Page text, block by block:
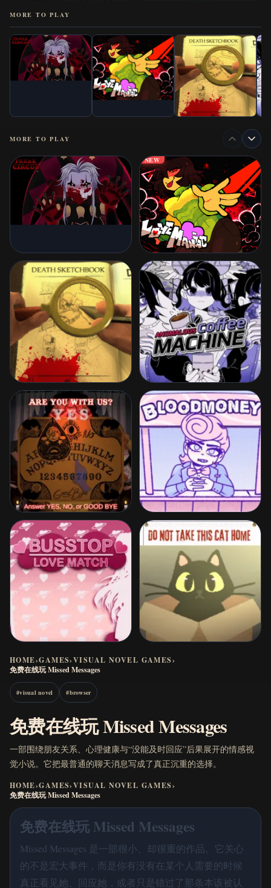
MORE TO PLAY
MORE TO PLAY
NEW
HOME›GAMES›VISUAL NOVEL GAMES›
免费在线玩 Missed Messages
#visual novel #browser
免费在线玩 Missed Messages
一部围绕朋友关系、心理健康与“没能及时回应”后果展开的情感视
觉小说。它把最普通的聊天消息写成了真正沉重的选择。
HOME›GAMES›VISUAL NOVEL GAMES›
免费在线玩 Missed Messages
免费在线玩 Missed Messages
Missed Messages 是一部很小、却很重的作品。它关心
的不是宏大事件，而是你有没有在某个人需要的时候
真正看见她、回应她，或者只是错过了那条本该被认